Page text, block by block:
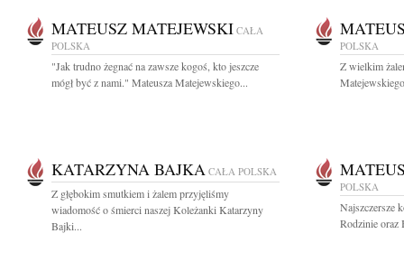
MATEUSZ MATEJEWSKI CAŁA
POLSKA
"Jak trudno żegnać na zawsze kogoś, kto jeszcze
mógł być z nami." Mateusza Matejewskiego...
POLSKA
Z wielkim
KATARZYNA BAJKA CAŁA POLSKA
Z głębokim smutkiem i żalem przyjęliśmy
wiadomość o śmierci naszej Koleżanki Katarzyny
Bajki...
POLSKA
Najszczersze
Rodzinie oraz